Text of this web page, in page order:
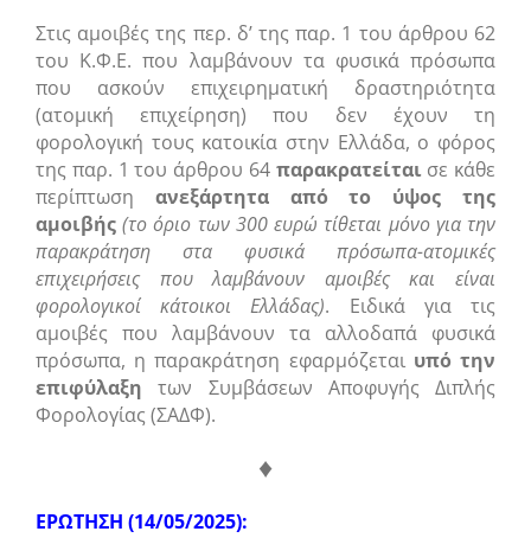
Στις αμοιβές της περ. δ’ της παρ. 1 του άρθρου 62
του Κ.Φ.Ε. που λαμβάνουν τα φυσικά πρόσωπα
που ασκούν επιχειρηματική δραστηριότητα
(ατομική επιχείρηση) που δεν έχουν τη
φορολογική τους κατοικία στην Ελλάδα, ο φόρος
της παρ. 1 του άρθρου 64 παρακρατείταισε κάθε
περίπτωση ανεξάρτητα από το ύψος της
αμοιβής(το όριο των 300 ευρώ τίθεται μόνο για την
παρακράτηση στα φυσικά πρόσωπα-ατομικές
επιχειρήσεις που λαμβάνουν αμοιβές και είναι
φορολογικοί κάτοικοι Ελλάδας). Ειδικά για τις
αμοιβές που λαμβάνουν τα αλλοδαπά φυσικά
πρόσωπα, η παρακράτηση εφαρμόζεται υπό την
επιφύλαξη των Συμβάσεων Αποφυγής Διπλής
Φορολογίας (ΣΑΔΦ).
♦
ΕΡΩΤΗΣΗ (14/05/2025):